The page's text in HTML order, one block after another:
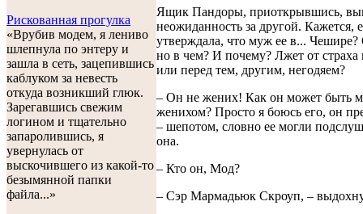
Рискованная прогулка
«Врубив модем, я лениво
шлепнула по энтеру и
зашла в сеть, зацепившись
каблуком за невесть
откуда возникший глюк.
Зарегавшись свежим
логином и тщательно
запаролившись, я
увернулась от
выскочившего из какой-то
безымянной папки
файла...»
Ящик Пандоры, приоткрывшись,
неожиданность за другой. Кажется,
утверждала, что муж ее в...
но в чем? И почему? Лжет от
или перед тем, другим, негодяем?
– Он не жених! Как он может быть
женихом? Просто я боюсь его, он
– шепотом, словно ее могли
она.
– Кто он, Мод?
– Сэр Мармадьюк Скроуп, –